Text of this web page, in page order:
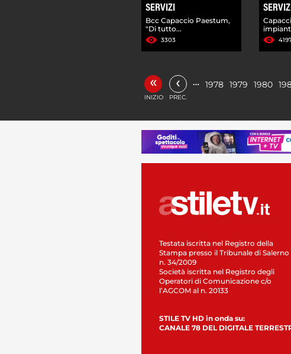
SERVIZI
Bcc Capaccio Paestum,
"Di tutto...
3303
«
INIZIO
‹
PREC.
… 1978 1979 1980
Testata iscritta nel Registro della
Stampa presso il Tribunale di Salerno
n. 34/2009
Società iscritta nel Registro degli
Operatori di Comunicazione c/o
l’AGCOM al n. 20133
STILE TV HD in onda su:
CANALE 78 DEL DIGITALE